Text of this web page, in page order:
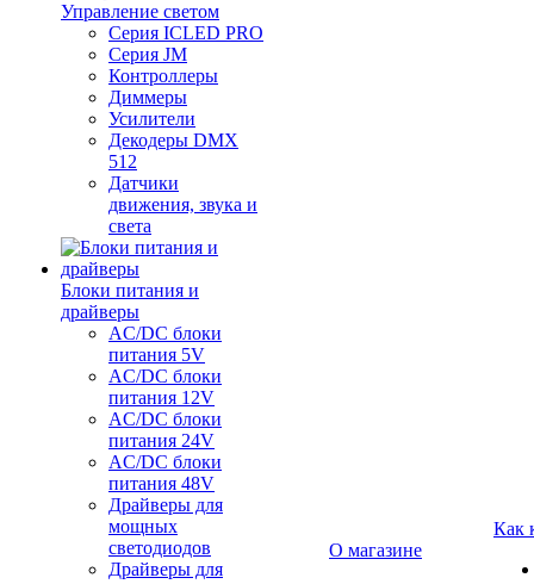
Управление светом
Серия ICLED PRO
Серия JM
Контроллеры
Диммеры
Усилители
Декодеры DMX
512
Датчики
движения, звука и
света
Блоки питания и
драйверы
AC/DC блоки
питания 5V
AC/DC блоки
питания 12V
AC/DC блоки
питания 24V
AC/DC блоки
питания 48V
Драйверы для
мощных
светодиодов
Драйверы для
О магазине
Как